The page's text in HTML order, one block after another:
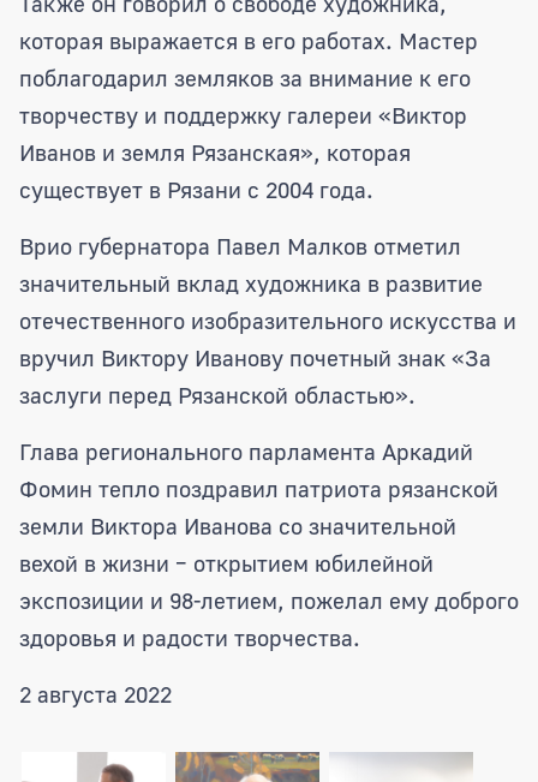
которая выражается в его работах. Мастер
поблагодарил земляков за внимание к его
творчеству и поддержку галереи «Виктор
Иванов и земля Рязанская», которая
существует в Рязани с 2004 года.
Врио губернатора Павел Малков отметил
значительный вклад художника в развитие
отечественного изобразительного искусства и
вручил Виктору Иванову почетный знак «За
заслуги перед Рязанской областью».
Глава регионального парламента Аркадий
Фомин тепло поздравил патриота рязанской
земли Виктора Иванова со значительной
вехой в жизни – открытием юбилейной
экспозиции и 98-летием, пожелал ему доброго
здоровья и радости творчества.
2 августа 2022